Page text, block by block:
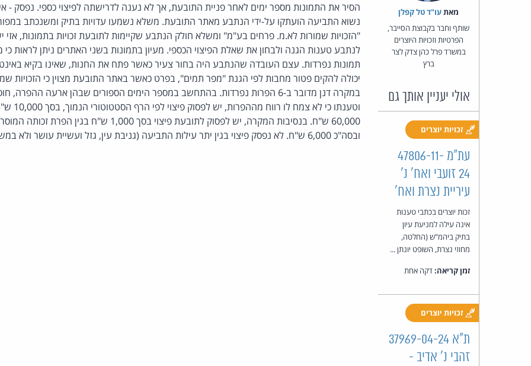
מאת‏עו"ד טל קפלן
שותף וחבר בקבוצת הסייבר,
הפרטיות וזכויות היוצרים
במשרד פרל כהן צדק לצר
ברץ
אולי יעניין אותך גם
זכויות יוצרים
עת"מ 47806-11-
24 זועבי ואח' נ'
עיריית נצרת ואח'
זכות יוצרים בכתבי טענות
אינה עילה למניעת עיון
בתיק ביהמ"ש (החלטה,
מחוזי נצרת, השופט יונתן ...
זמן קריאה:דקה אחת
זכויות יוצרים
ת"א 37969-04-24
זהבי נ' אדיב -
הסיר את התמונות מספר ימים לאחר פניית התובעת, אך לא נענה לדרישתה לפיצוי כספי. נפסק -
נשוא התביעה הועתקו על-ידי הנתבע מאתר התובעת. משלא נשמעו עדויות בתיק ומשנכתב
"הזכויות שמורות לא.מ. פרחים בע"מ" ומשלא חולק הנתבע שקיימות לתובעת זכויות בתמונות, אזי
תמונות נפרדות. עצם העובדה שהנתבע היה בחור צעיר כאשר פתח את החנות, שאינו בקיא
יכולה להקים פטור מחבות לפי הגנת "מפר תמים", בפרט כאשר באתר התובעת מצוין כי הזכויות
במקרה דנן מדובר ב-6 הפרות נפרדות. בהתחשב במספר הימים הספורים שבהן ארעה
וטענתו כי
60,000 ש"ח. בנסיבות המקרה, יש לפסוק לתובעת פיצוי בסך
ובסה"כ 6,000 ש"ח. לא נפסק פיצוי בגין יתר עילות התביעה (גניבת עין, גזל ועשיית עושר ולא במשפט).